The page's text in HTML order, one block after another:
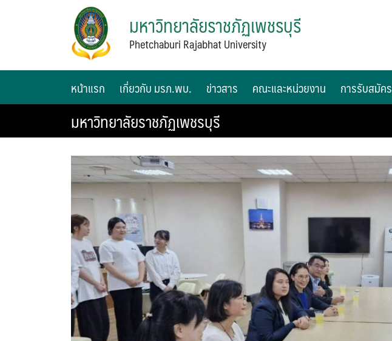
มหาวิทยาลัยราชภัฏเพชรบุรี
Phetchaburi Rajabhat University
หน้าแรก เกี่ยวกับ มรภ.พบ. ข่าวสาร คณะและหน่วยงาน การรับสมัคร
มหาวิทยาลัยราชภัฏเพชรบุรี